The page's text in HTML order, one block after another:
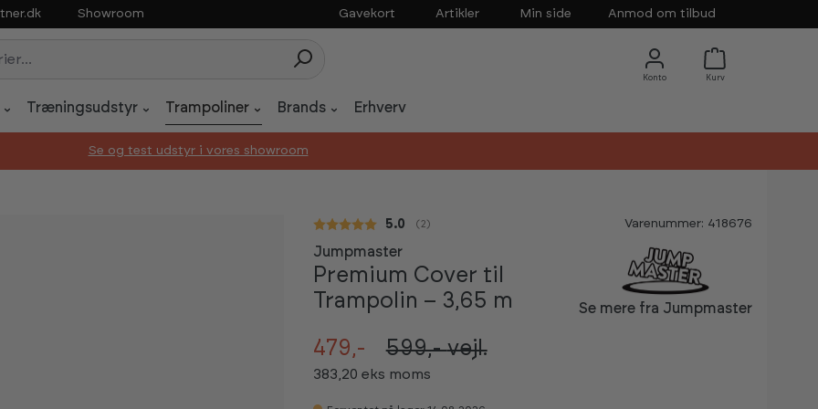
Showroom Gavekort Artikler Min side Anmod om tilbud
Træningsudstyr Trampoliner Brands Erhverv
Se og test udstyr i vores showroom
Gennemsnitlig vurdering:
5.0 ( stemmer:
2 ) Varenummer: 418676
Jumpmaster
Premium Cover til
Trampolin – 3,65 m
Se mere fra Jumpmaster
479,- 599,-vejl.
383,20 eks moms